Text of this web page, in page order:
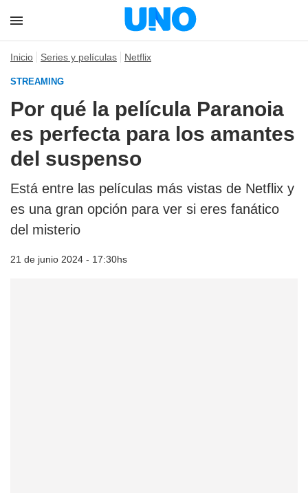
Inicio Series y películas Netflix
STREAMING
Por qué la película Paranoia
es perfecta para los amantes
del suspenso
Está entre las películas más vistas de Netflix y
es una gran opción para ver si eres fanático
del misterio
21 de junio 2024 - 17:30hs